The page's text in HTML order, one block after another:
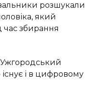
розшукали
який
час збирання
і в цифровому